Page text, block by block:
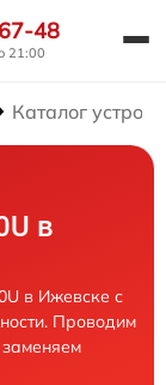
48
21:00
Каталог
в
в Ижевске с
Проводим